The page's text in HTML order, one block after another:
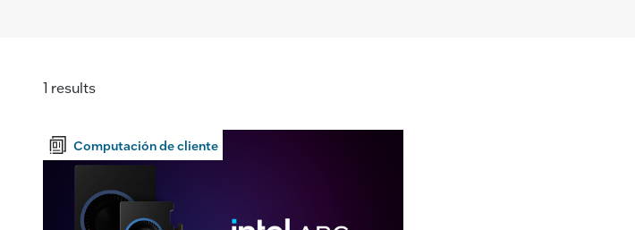
1 results
Computación de cliente